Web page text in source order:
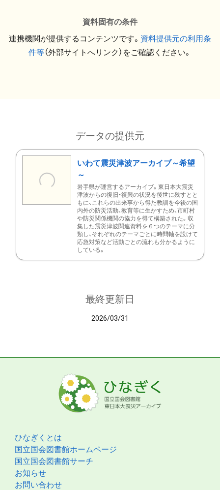
資料固有の条件
連携機関が提供するコンテンツです。 資料提供元の利用条
件等（外部サイトへリンク）をご確認ください。
データの提供元
いわて震災津波アーカイブ～希望
～
岩手県が運営するアーカイブ。東日本大震災
津波からの復旧・復興の状況を後世に残すとと
もに、これらの出来事から得た教訓を今後の国
内外の防災活動、教育等に生かすため、市町村
や防災関係機関の協力を得て構築された。収
集した震災津波関連資料を６つのテーマに分
類し、それぞれのテーマごとに時間軸を設けて
応急対策など活動ごとの流れも分かるように
している。
最終更新日
2026/03/31
ひなぎくとは
国立国会図書館ホームページ
国立国会図書館サーチ
お知らせ
お問い合わせ